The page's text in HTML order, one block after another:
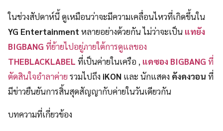
ในช่วงสัปดาห์นี้ ดูเหมือนว่าจะมีความเคลื่อนไหวที่เกิดขึ้นใน
YG Entertainment หลายอย่างด้วยกัน ไม่ว่าจะเป็น แทยัง
BIGBANG ที่ย้ายไปอยู่ภายใต้การดูแลของ
THEBLACKLABEL ที่เป็นค่ายในเครือ , แดซอง BIGBANG ที่
ตัดสินใจอำลาค่าย รวมไปถึง iKON และ นักแสดง คังดงวอน ที่
มีข่าวยืนยันการสิ้นสุดสัญญากับค่ายในวันเดียวกัน
บทความที่เกี่ยวข้อง